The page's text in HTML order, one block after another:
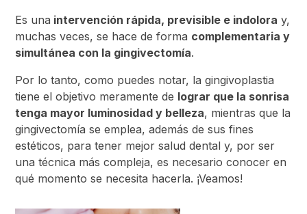
Es una intervención rápida, previsible e indolora y,
muchas veces, se hace de forma complementaria y
simultánea con la gingivectomía.
Por lo tanto, como puedes notar, la gingivoplastia
tiene el objetivo meramente de lograr que la sonrisa
tenga mayor luminosidad y belleza, mientras que la
gingivectomía se emplea, además de sus fines
estéticos, para tener mejor salud dental y, por ser
una técnica más compleja, es necesario conocer en
qué momento se necesita hacerla. ¡Veamos!